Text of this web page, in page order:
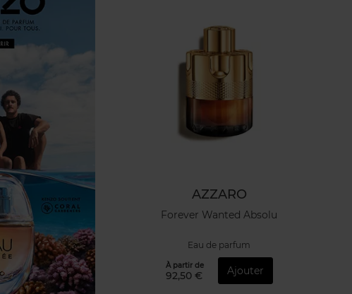
AZZARO
Forever Wanted Absolu
Eau de parfum
À partir de
92,50 € Ajouter